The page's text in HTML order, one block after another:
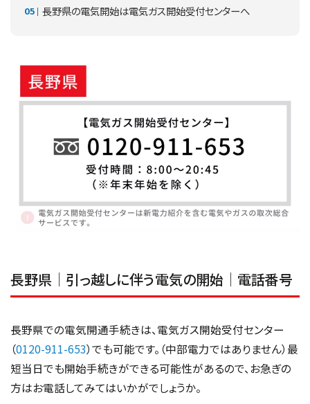
長野県の電気開始は電気ガス開始受付センターへ
長野県│引っ越しに伴う電気の開始│電話番号
長野県での電気開通手続きは、電気ガス開始受付センター
（0120-911-653）でも可能です。（中部電力ではありません）最
短当日でも開始手続きができる可能性があるので、お急ぎの
方はお電話してみてはいかがでしょうか。